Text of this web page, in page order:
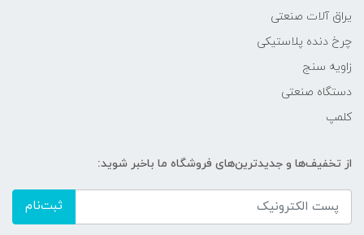
یراق آلات صنعتی
چرخ دنده پلاستیکی
زاویه سنج
دستگاه صنعتی
کلمپ
از تخفیف‌ها و جدیدترین‌های فروشگاه ما باخبر شوید:
ثبت‌نام